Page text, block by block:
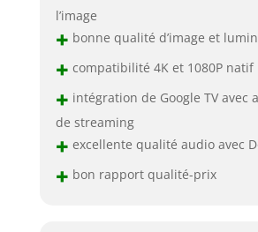
l’image
+ bonne qualité d’image et
+ compatibilité 4K et 1080P natif
+ intégration de Google TV avec
de streaming
+ excellente qualité audio avec
+ bon rapport qualité-prix